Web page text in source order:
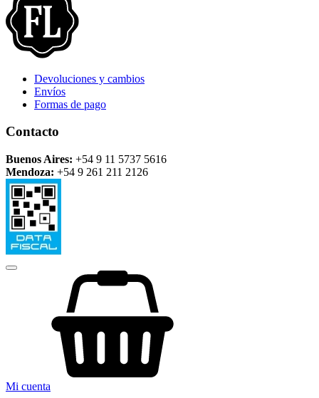
Devoluciones y cambios
Envíos
Formas de pago
Contacto
Buenos Aires: +54 9 11 5737 5616
Mendoza: +54 9 261 211 2126
Mi cuenta